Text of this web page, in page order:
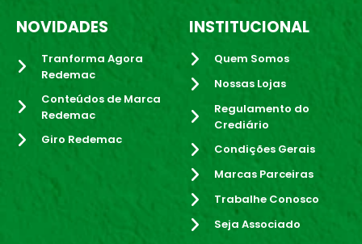
NOVIDADES
Tranforma Agora
Redemac
Conteúdos de Marca
Redemac
Giro Redemac
INSTITUCIONAL
Quem Somos
Nossas Lojas
Regulamento do
Crediário
Condições Gerais
Marcas Parceiras
Trabalhe Conosco
Seja Associado